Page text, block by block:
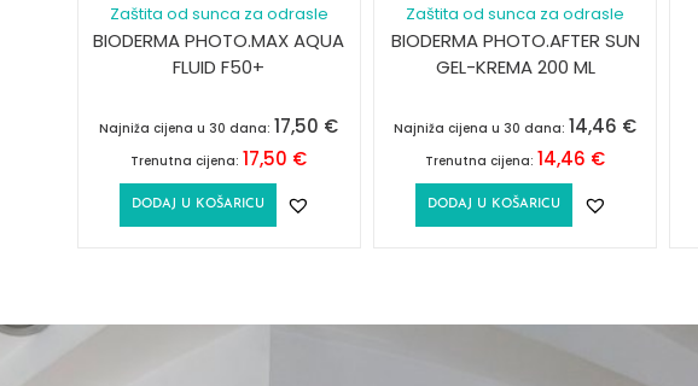
Zaštita od sunca za odrasle
BIODERMA PHOTO.MAX AQUA
FLUID F50+
Najniža cijena u 30 dana: 17,50 €
Trenutna cijena: 17,50 €
DODAJ U KOŠARICU
Zaštita od sunca za odrasle
BIODERMA PHOTO.AFTER SUN
GEL-KREMA 200 ML
Najniža cijena u 30 dana: 14,46 €
Trenutna cijena: 14,46 €
DODAJ U KOŠARICU